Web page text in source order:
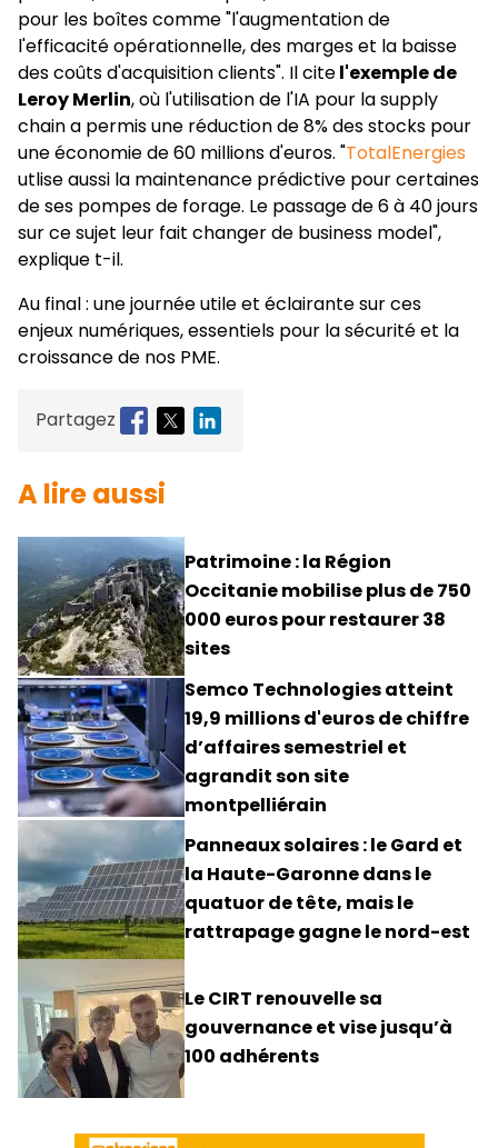
pour les boîtes comme "l'augmentation de
l'efficacité opérationnelle, des marges et la baisse
des coûts d'acquisition clients". Il citel'exemple de
Leroy Merlin, où l'utilisation de l'IA pour la supply
chain a permis une réduction de 8% des stocks pour
une économie de 60 millions d'euros. "TotalEnergies
utlise aussi la maintenance prédictive pour certaines
de ses pompes de forage. Le passage de 6 à 40 jours
sur ce sujet leur fait changer de business model",
explique t-il.
Au final : une journée utile et éclairante sur ces
enjeux numériques, essentiels pour la sécurité et la
croissance de nos PME.
Partagez
A lire aussi
Patrimoine : la Région
Occitanie mobilise plus de 750
000 euros pour restaurer 38
sites
Semco Technologies atteint
19,9 millions d'euros de chiffre
d’affaires semestriel et
agrandit son site
montpelliérain
Panneaux solaires : le Gard et
la Haute-Garonne dans le
quatuor de tête, mais le
rattrapage gagne le nord-est
Le CIRT renouvelle sa
gouvernance et vise jusqu’à
100 adhérents